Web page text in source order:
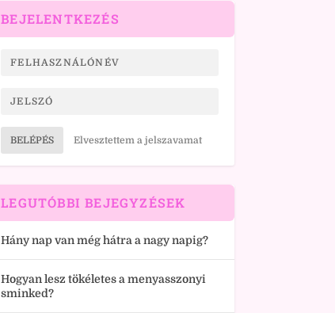
BEJELENTKEZÉS
BELÉPÉS Elvesztettem a jelszavamat
LEGUTÓBBI BEJEGYZÉSEK
Hány nap van még hátra a nagy napig?
Hogyan lesz tökéletes a menyasszonyi
sminked?